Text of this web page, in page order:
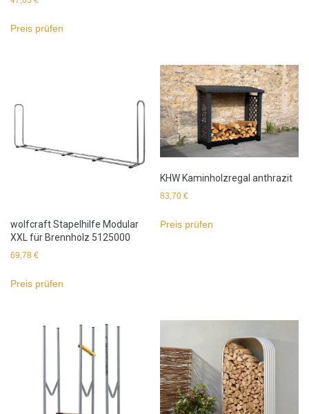
Preis prüfen
wolfcraft Stapelhilfe Modular
XXL für Brennholz 5125000
69,78 €
Preis prüfen
KHW Kaminholzregal anthrazit
83,70€
Preis prüfen